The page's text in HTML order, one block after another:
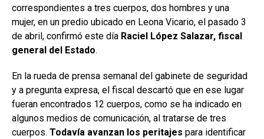
correspondientes a tres cuerpos, dos hombres y una
mujer, en un predio ubicado en Leona Vicario, el pasado 3
de abril, confirmó este día Raciel López Salazar, fiscal
general del Estado.
En la rueda de prensa semanal del gabinete de seguridad
y a pregunta expresa, el fiscal descartó que en ese lugar
fueran encontrados 12 cuerpos, como se ha indicado en
algunos medios de comunicación, al tratarse de tres
cuerpos. Todavía avanzan los peritajes para identificar